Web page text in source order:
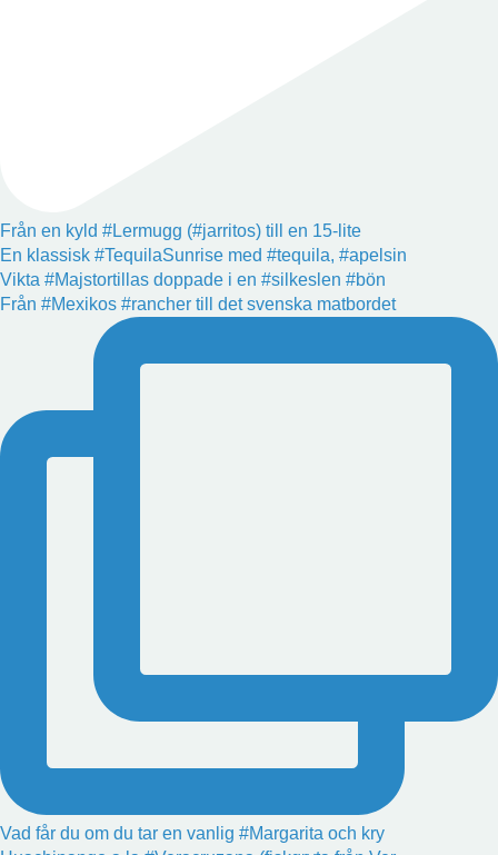
Från en kyld #Lermugg (#jarritos) till en 15-lite
En klassisk #TequilaSunrise med #tequila, #apelsin
Vikta #Majstortillas doppade i en #silkeslen #bön
Från #Mexikos #rancher till det svenska matbordet
Vad får du om du tar en vanlig #Margarita och kry